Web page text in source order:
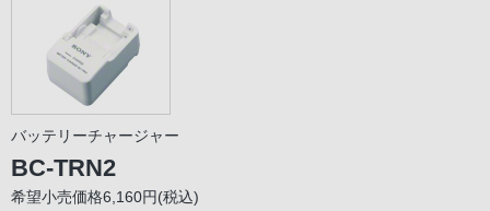
バッテリーチャージャー
BC-TRN2
希望小売価格6,160円(税込)